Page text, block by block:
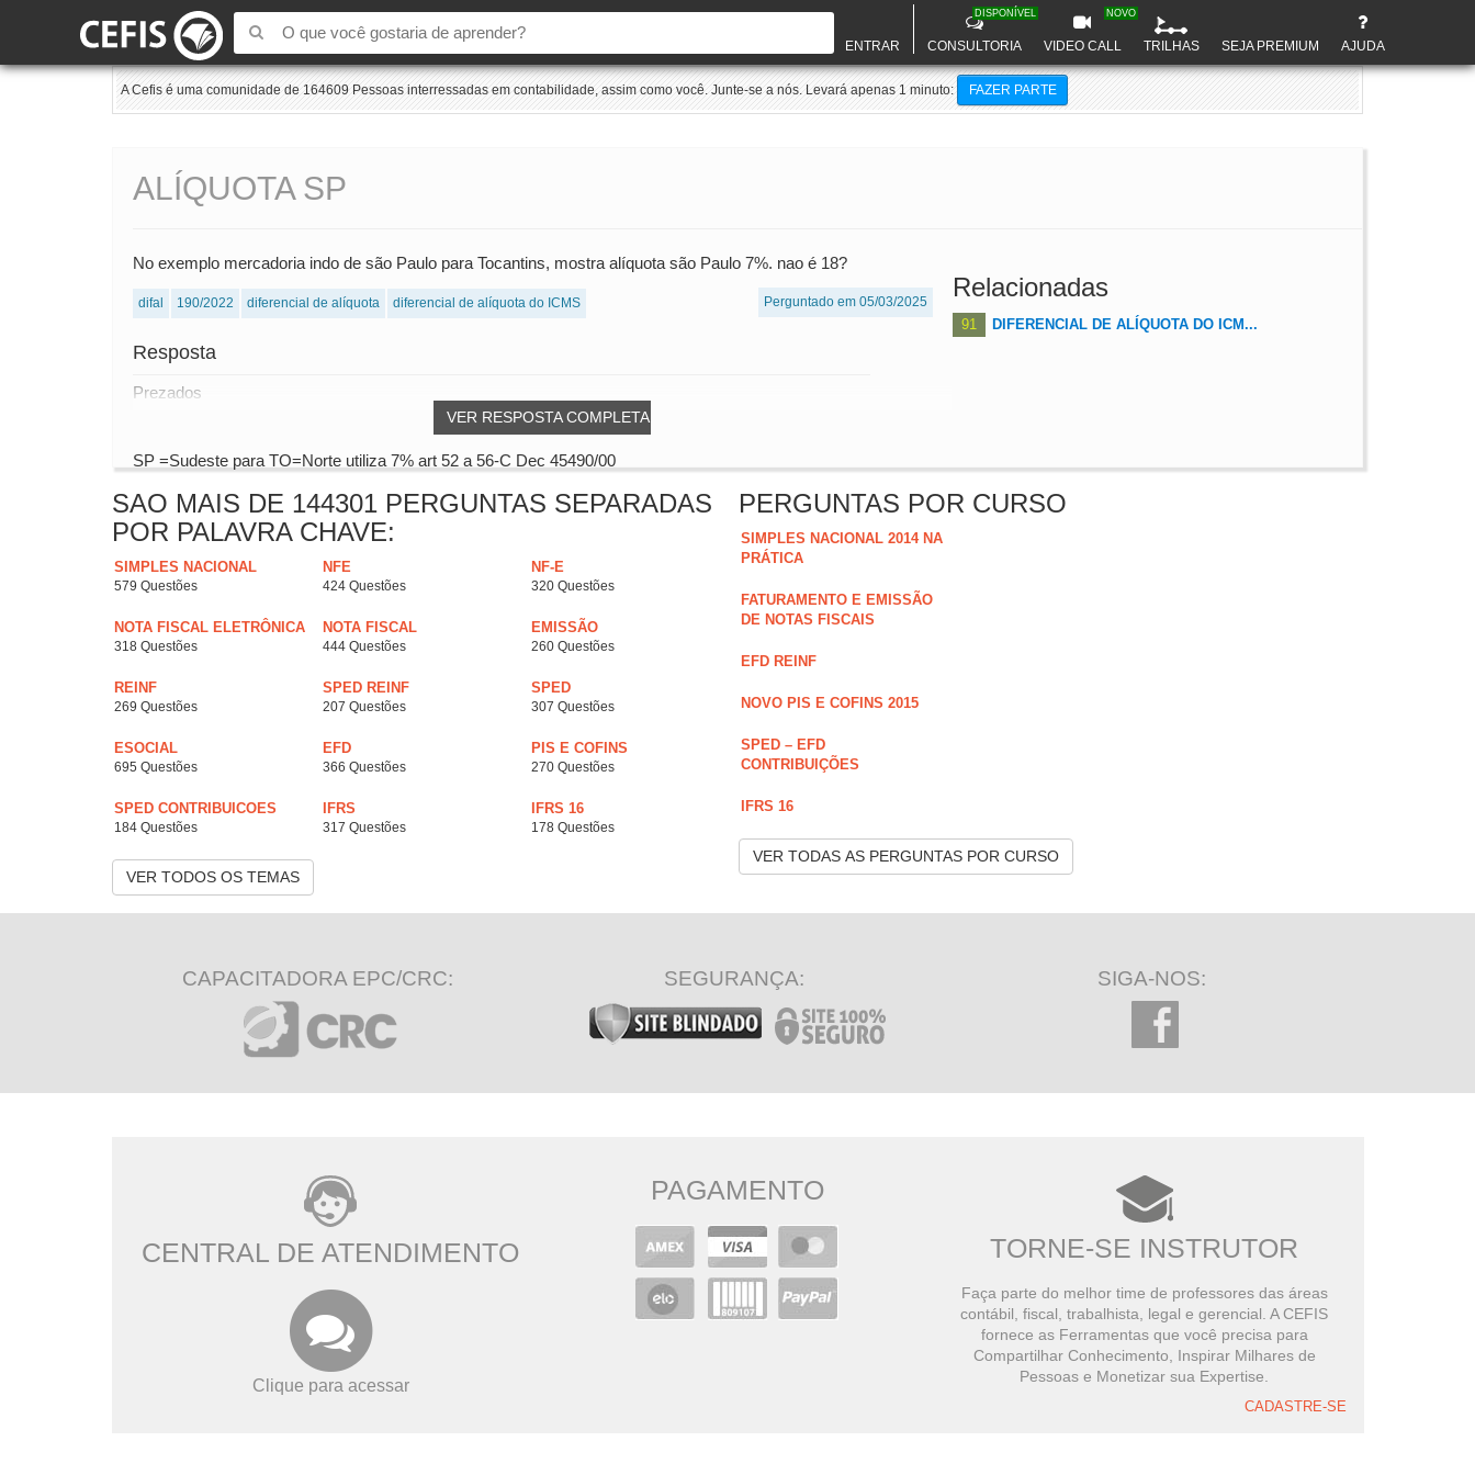
ENTRAR CONSULTORIA
DISPONÍVEL
VIDEO CALL
NOVO
TRILHAS SEJA PREMIUM AJUDA
A Cefis é uma comunidade de 164609 Pessoas interressadas em contabilidade, assim como você. Junte-se a nós. Levará apenas 1 minuto: FAZER PARTE
ALÍQUOTA SP
No exemplo mercadoria indo de são Paulo para Tocantins, mostra alíquota são Paulo 7%. nao é 18?
difal 190/2022 diferencial de alíquota diferencial de alíquota do ICMS Perguntado em 05/03/2025
Resposta
VER RESPOSTA COMPLETA
Prezados
SP =Sudeste para TO=Norte utiliza 7% art 52 a 56-C Dec 45490/00
Relacionadas
91 DIFERENCIAL DE ALÍQUOTA DO ICM...
SAO MAIS DE 144301 PERGUNTAS SEPARADAS
POR PALAVRA CHAVE:
SIMPLES NACIONAL
579 Questões
NFE
424 Questões
NF-E
320 Questões
NOTA FISCAL ELETRÔNICA
318 Questões
NOTA FISCAL
444 Questões
EMISSÃO
260 Questões
REINF
269 Questões
SPED REINF
207 Questões
SPED
307 Questões
ESOCIAL
695 Questões
EFD
366 Questões
PIS E COFINS
270 Questões
SPED CONTRIBUICOES
184 Questões
IFRS
317 Questões
IFRS 16
178 Questões
VER TODOS OS TEMAS
PERGUNTAS POR CURSO
SIMPLES NACIONAL 2014 NA
PRÁTICA
FATURAMENTO E EMISSÃO
DE NOTAS FISCAIS
EFD REINF
NOVO PIS E COFINS 2015
SPED – EFD
CONTRIBUIÇÕES
IFRS 16
VER TODAS AS PERGUNTAS POR CURSO
CAPACITADORA EPC/CRC: SEGURANÇA: SIGA-NOS:
CENTRAL DE ATENDIMENTO
Clique para acessar
PAGAMENTO
TORNE-SE INSTRUTOR
Faça parte do melhor time de professores das áreas
contábil, fiscal, trabalhista, legal e gerencial. A CEFIS
fornece as Ferramentas que você precisa para
Compartilhar Conhecimento, Inspirar Milhares de
Pessoas e Monetizar sua Expertise.
CADASTRE-SE